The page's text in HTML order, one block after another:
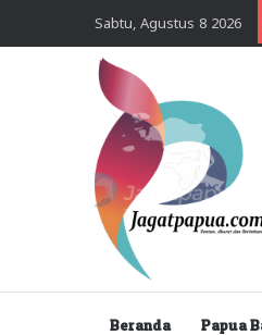
Sabtu, Agustus 8 2026
Beranda Papua